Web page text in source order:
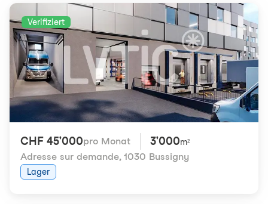
Verifiziert
CHF 45'000pro Monat 3'000m²
Adresse sur demande, 1030 Bussigny
Lager